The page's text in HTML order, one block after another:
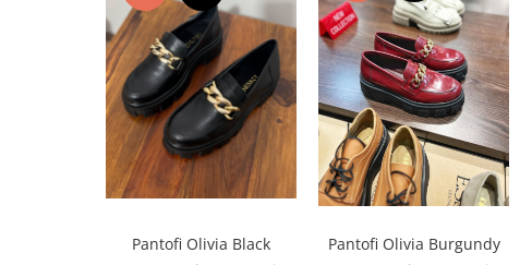
Pantofi Olivia Black
Pantofi Olivia Burgundy